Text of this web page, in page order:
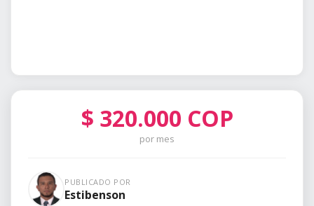
$ 320.000 COP
por mes
PUBLICADO POR
Estibenson